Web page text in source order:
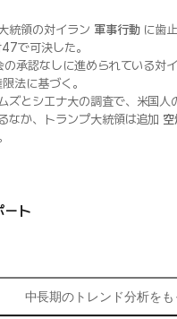
統領の対イラン 軍事行動に歯
で可決した。
承認なしに進められている対
法に基づく。
ズとシエナ大の調査で、米国
なか、トランプ大統領は追加
ート
中長期のトレンド分析をも